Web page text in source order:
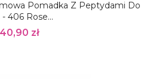
Pomadka Z Peptydami Do
- 406 Rose...
40,90 zł